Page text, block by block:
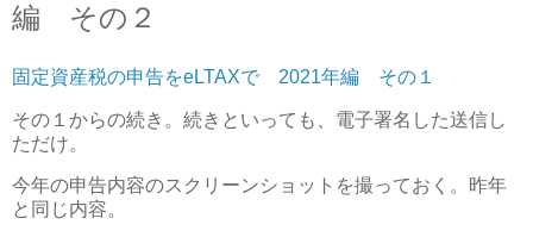
編 その２
固定資産税の申告をeLTAXで 2021年編 その１
その１からの続き。続きといっても、電子署名した送信し
ただけ。
今年の申告内容のスクリーンショットを撮っておく。昨年
と同じ内容。